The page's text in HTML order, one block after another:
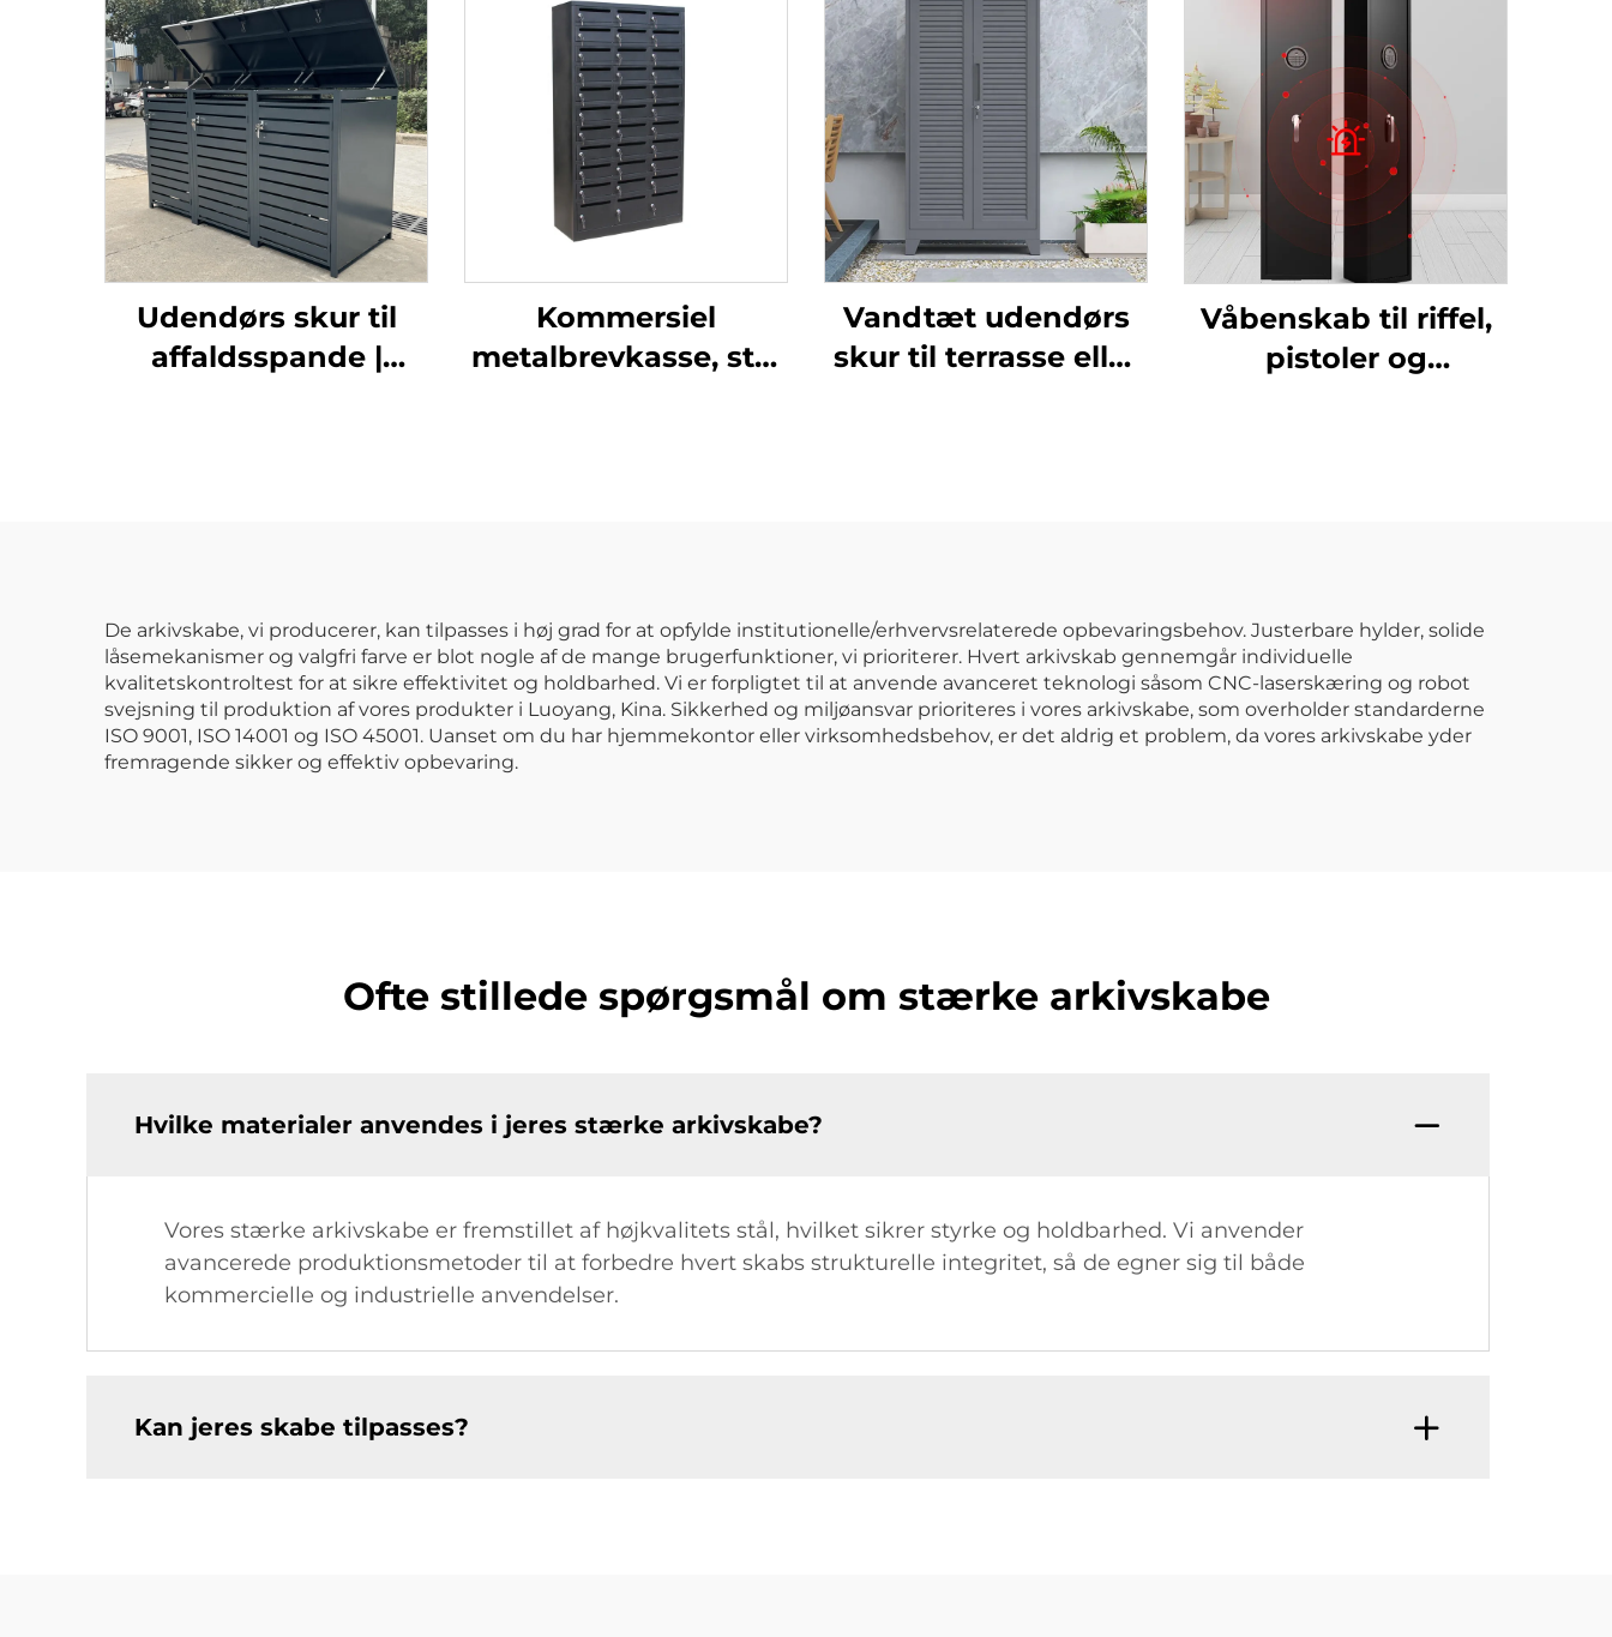
Udendørs skur til
affaldsspande |
Kommersiel
metalbrevkasse, stål
Vandtæt udendørs
skur til terrasse eller
Våbenskab til riffel,
pistoler og
De arkivskabe, vi producerer, kan tilpasses i høj grad for at opfylde institutionelle/erhvervsrelaterede opbevaringsbehov. Justerbare hylder, solide
låsemekanismer og valgfri farve er blot nogle af de mange brugerfunktioner, vi prioriterer. Hvert arkivskab gennemgår individuelle
kvalitetskontroltest for at sikre effektivitet og holdbarhed. Vi er forpligtet til at anvende avanceret teknologi såsom CNC-laserskæring og robot
svejsning til produktion af vores produkter i Luoyang, Kina. Sikkerhed og miljøansvar prioriteres i vores arkivskabe, som overholder standarderne
ISO 9001, ISO 14001 og ISO 45001. Uanset om du har hjemmekontor eller virksomhedsbehov, er det aldrig et problem, da vores arkivskabe yder
fremragende sikker og effektiv opbevaring.
Ofte stillede spørgsmål om stærke arkivskabe
Hvilke materialer anvendes i jeres stærke arkivskabe?
Vores stærke arkivskabe er fremstillet af højkvalitets stål, hvilket sikrer styrke og holdbarhed. Vi anvender
avancerede produktionsmetoder til at forbedre hvert skabs strukturelle integritet, så de egner sig til både
kommercielle og industrielle anvendelser.
Kan jeres skabe tilpasses?